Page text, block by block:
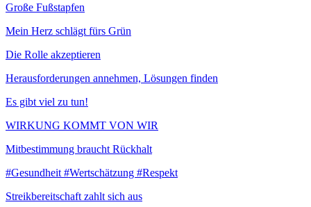
Große Fußstapfen
Mein Herz schlägt fürs Grün
Die Rolle akzeptieren
Herausforderungen annehmen, Lösungen finden
Es gibt viel zu tun!
WIRKUNG KOMMT VON WIR
Mitbestimmung braucht Rückhalt
#Gesundheit #Wertschätzung #Respekt
Streikbereitschaft zahlt sich aus